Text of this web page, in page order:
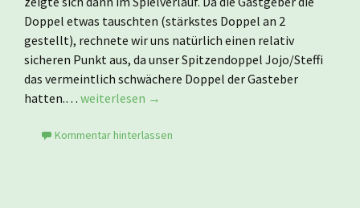
Doppel etwas tauschten (stärkstes Doppel an 2
gestellt), rechnete wir uns natürlich einen relativ
sicheren Punkt aus, da unser Spitzendoppel Jojo/Steffi
das vermeintlich schwächere Doppel der Gasteber
hatten.… weiterlesen →
Kommentar hinterlassen